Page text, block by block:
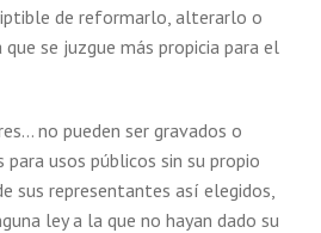
de reformarlo, alterarlo o
se juzgue más propicia para el
no pueden ser gravados o
para usos públicos sin su propio
sus representantes así elegidos,
ley a la que no hayan dado su